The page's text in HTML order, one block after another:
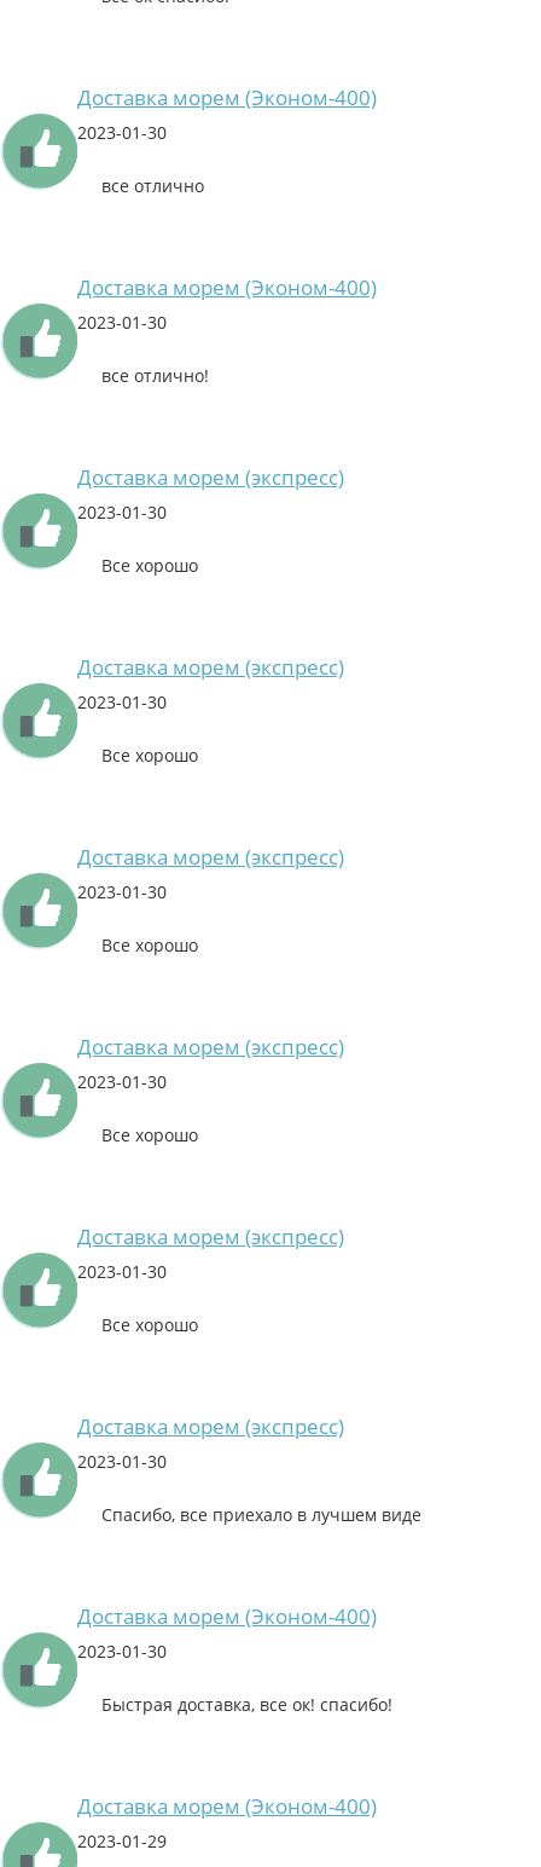
Доставка морем (Эконом-400)
2023-01-30
все отлично
Доставка морем (Эконом-400)
2023-01-30
все отлично!
Доставка морем (экспресс)
2023-01-30
Все хорошо
Доставка морем (экспресс)
2023-01-30
Все хорошо
Доставка морем (экспресс)
2023-01-30
Все хорошо
Доставка морем (экспресс)
2023-01-30
Все хорошо
Доставка морем (экспресс)
2023-01-30
Все хорошо
Доставка морем (экспресс)
2023-01-30
Спасибо, все приехало в лучшем виде
Доставка морем (Эконом-400)
2023-01-30
Быстрая доставка, все ок! спасибо!
Доставка морем (Эконом-400)
2023-01-29